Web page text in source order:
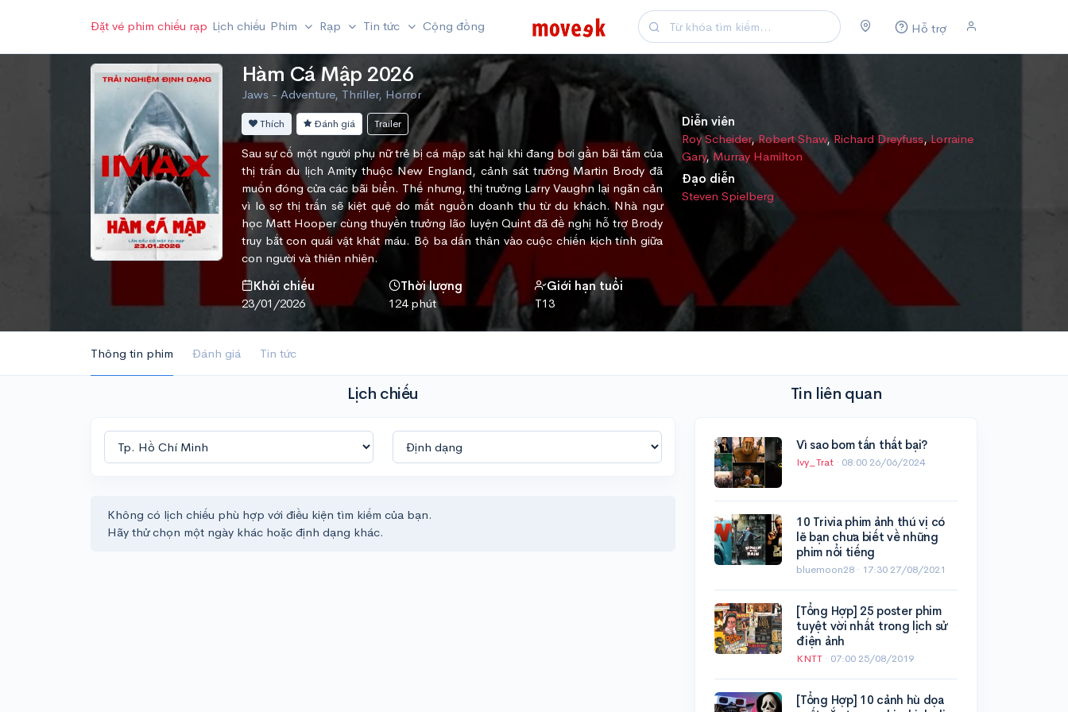
Hỗ trợ
Đặt vé phim chiếu rạp Lịch chiếu Phim Rạp Tin tức Cộng đồng
Hàm Cá Mập 2026
Jaws - Adventure, Thriller, Horror
Thích Đánh giá Trailer
Sau sự cố một người phụ nữ trẻ bị cá mập sát hại khi đang bơi gần bãi tắm của
thị trấn du lịch Amity thuộc New England, cảnh sát trưởng Martin Brody đã
muốn đóng cửa các bãi biển. Thế nhưng, thị trưởng Larry Vaughn lại ngăn cản
vì lo sợ thị trấn sẽ kiệt quệ do mất nguồn doanh thu từ du khách. Nhà ngư
học Matt Hooper cùng thuyền trưởng lão luyện Quint đã đề nghị hỗ trợ Brody
truy bắt con quái vật khát máu. Bộ ba dấn thân vào cuộc chiến kịch tính giữa
con người và thiên nhiên.
Khởi chiếu
23/01/2026
Thời lượng
124 phút
Giới hạn tuổi
T13
Diễn viên
Roy Scheider,Robert Shaw,Richard Dreyfuss,Lorraine
Gary, Murray Hamilton
Đạo diễn
Steven Spielberg
Thông tin phim Đánh giá Tin tức
Lịch chiếu
Không có lịch chiếu phù hợp với điều kiện tìm kiếm của bạn.
Hãy thử chọn một ngày khác hoặc định dạng khác.
Tin liên quan
Vì sao bom tấn thất bại?
Ivy_Trat · 08:00 26/06/2024
10 Trivia phim ảnh thú vị có
lẽ bạn chưa biết về những
phim nổi tiếng
bluemoon28 · 17:30 27/08/2021
[Tổng Hợp] 25 poster phim
tuyệt vời nhất trong lịch sử
điện ảnh
KNTT · 07:00 25/08/2019
[Tổng Hợp] 10 cảnh hù dọa